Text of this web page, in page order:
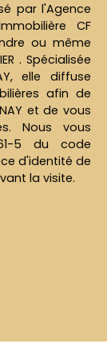
par l'Agence
CF
ou même
. Spécialisée
elle diffuse
afin de
et de vous
Nous vous
5 du code
d'identité de
la visite.